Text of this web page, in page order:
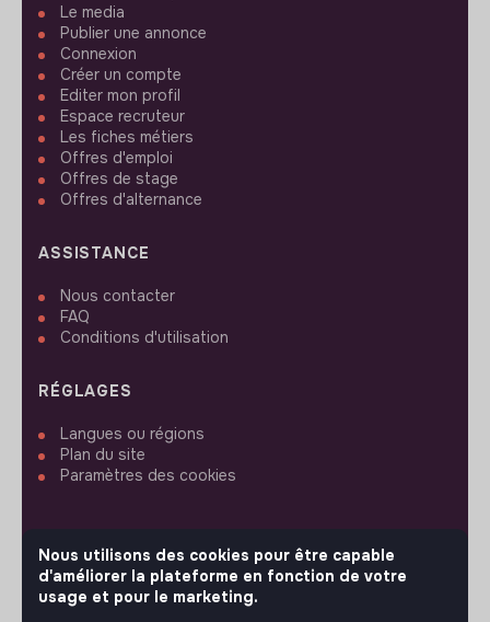
Le media
Publier une annonce
Connexion
Créer un compte
Editer mon profil
Espace recruteur
Les fiches métiers
Offres d'emploi
Offres de stage
Offres d'alternance
ASSISTANCE
Nous contacter
FAQ
Conditions d'utilisation
RÉGLAGES
Langues ou régions
Plan du site
Paramètres des cookies
SUIVEZ-NOUS
Nous utilisons des cookies pour être capable
d'améliorer la plateforme en fonction de votre
usage et pour le marketing.